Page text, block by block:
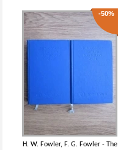
-50%
H. W. Fowler, F. G. Fowler - The